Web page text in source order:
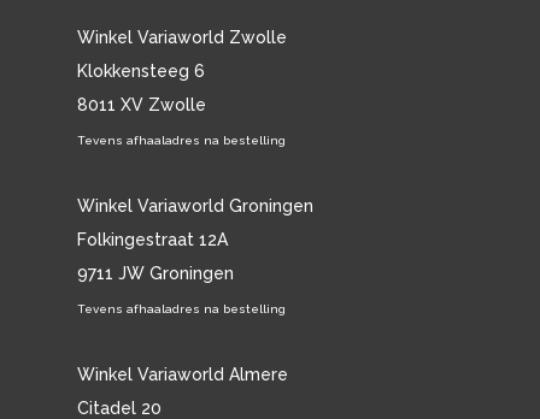
Winkel Variaworld Zwolle
Klokkensteeg 6
8011 XV Zwolle
Tevens afhaaladres na bestelling
Winkel Variaworld Groningen
Folkingestraat 12A
9711 JW Groningen
Tevens afhaaladres na bestelling
Winkel Variaworld Almere
Citadel 20